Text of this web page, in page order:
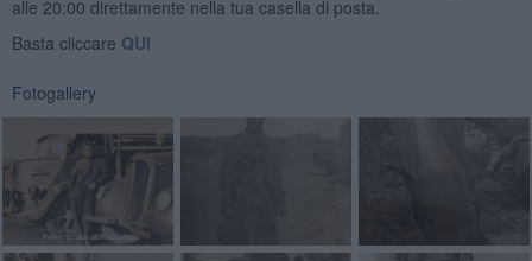
alle 20:00 direttamente nella tua casella di posta.
Basta cliccare QUI
Fotogallery